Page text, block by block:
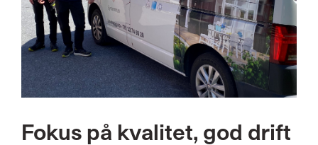
Fokus på kvalitet, god drift